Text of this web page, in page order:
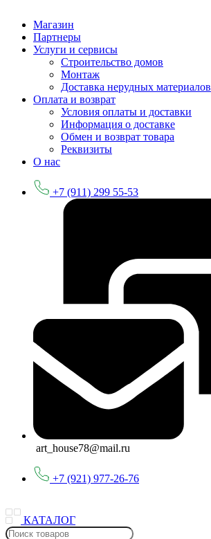
Магазин
Партнеры
Услуги и сервисы
Строительство домов
Монтаж
Доставка нерудных материалов
Оплата и возврат
Условия оплаты и доставки
Информация о доставке
Обмен и возврат товара
Реквизиты
О нас
+7 (911) 299 55-53
art_house78@mail.ru
+7 (921) 977-26-76
КАТАЛОГ